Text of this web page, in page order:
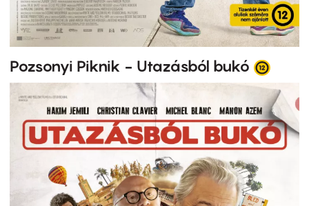
Pozsonyi Piknik - Utazásból bukó